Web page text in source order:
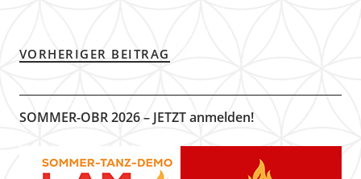
VORHERIGER BEITRAG
SOMMER-OBR 2026 – JETZT anmelden!